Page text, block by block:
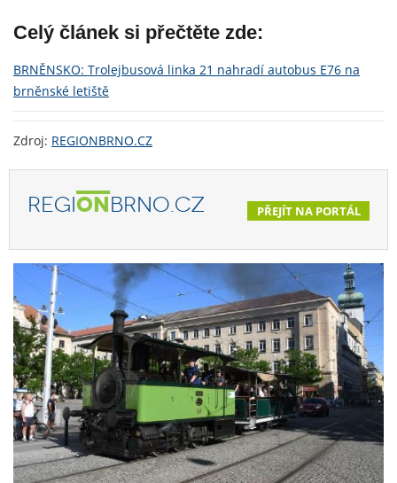
Celý článek si přečtěte zde:
BRNĚNSKO: Trolejbusová linka 21 nahradí autobus E76 na
brněnské letiště
Zdroj: REGIONBRNO.CZ
REGIONBRNO.CZ PŘEJÍT NA PORTÁL